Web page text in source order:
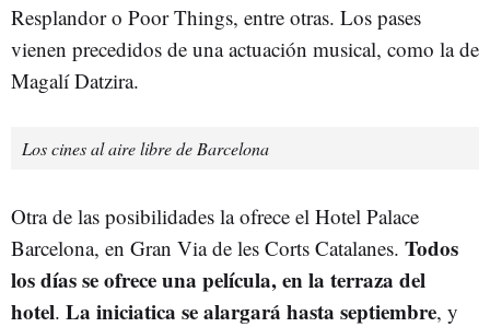
Resplandor o Poor Things, entre otras. Los pases
vienen precedidos de una actuación musical, como la de
Magalí Datzira.
Los cines al aire libre de Barcelona
Otra de las posibilidades la ofrece el Hotel Palace
Barcelona, en Gran Via de les Corts Catalanes. Todos
los días se ofrece una película, en la terraza del
hotel. La iniciatica se alargará hasta septiembre, y